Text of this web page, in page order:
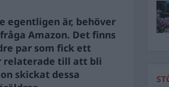
egentligen är, behöver
Amazon. Det finns
par som fick ett
relaterade till att bli
skickat dessa